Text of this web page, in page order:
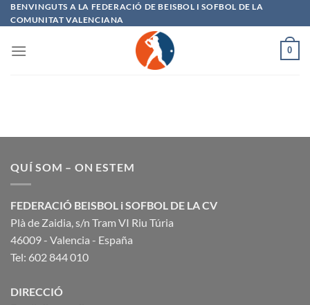
Saltar
al
BENVINGUTS A LA FEDERACIÓ DE BEISBOL I SOFBOL DE LA
COMUNITAT VALENCIANA
0
QUÍ SOM – ON ESTEM
FEDERACIÓ BEISBOL i SOFBOL DE LA CV
Plà de Zaidia, s/n Tram VI Riu Túria
46009 - Valencia - España
Tel: 602 844 010
DIRECCIÓ